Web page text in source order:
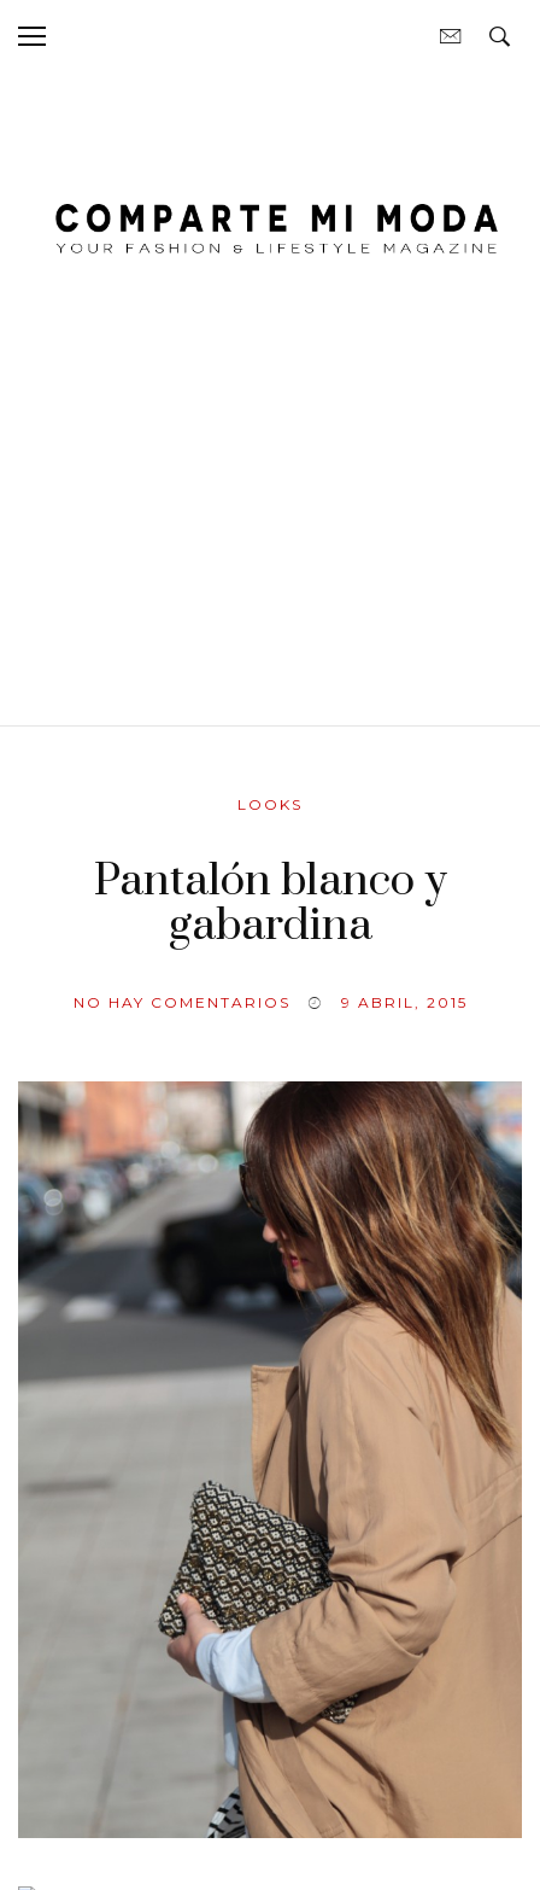
LOOKS
Pantalón blanco y
gabardina
NO HAY COMENTARIOS 9 ABRIL, 2015